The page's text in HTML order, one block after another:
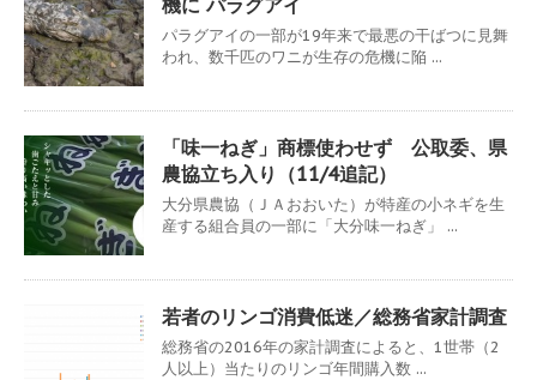
パラグアイの一部が19年来で最悪の干ばつに見舞
われ、数千匹のワニが生存の危機に陥 ...
「味一ねぎ」商標使わせず 公取委、県
農協立ち入り（11/4追記）
大分県農協（ＪＡおおいた）が特産の小ネギを生
産する組合員の一部に「大分味一ねぎ」 ...
若者のリンゴ消費低迷／総務省家計調査
総務省の2016年の家計調査によると、1世帯（2
人以上）当たりのリンゴ年間購入数 ...